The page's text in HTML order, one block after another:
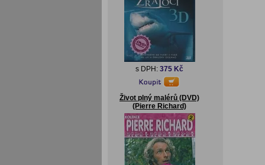
s DPH: 375 Kč
Život plný malérů (DVD)
(Pierre Richard)